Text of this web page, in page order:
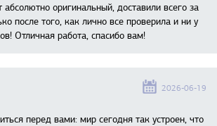
абсолютно оригинальный, доставили всего за
после того, как лично все проверила и ни у
Отличная работа, спасибо вам!
2026-06-19
перед вами: мир сегодня так устроен, что